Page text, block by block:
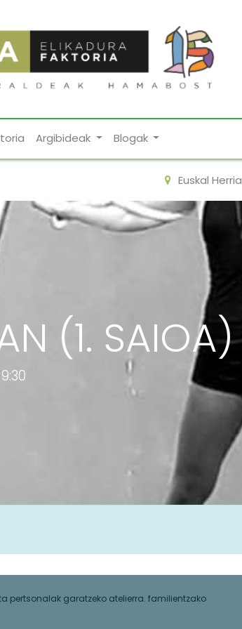
Argibideak Blogak
Euskal Herria
(1. SAIOA)
pertsonalak garatzeko atelierra. familientzako